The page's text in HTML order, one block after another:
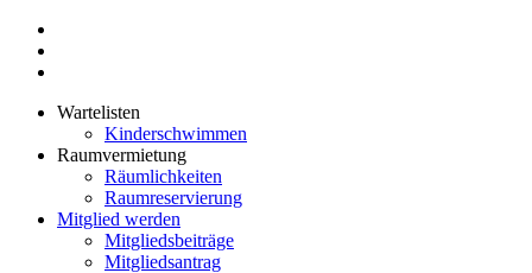
Wartelisten
Kinderschwimmen
Raumvermietung
Räumlichkeiten
Raumreservierung
Mitglied werden
Mitgliedsbeiträge
Mitgliedsantrag